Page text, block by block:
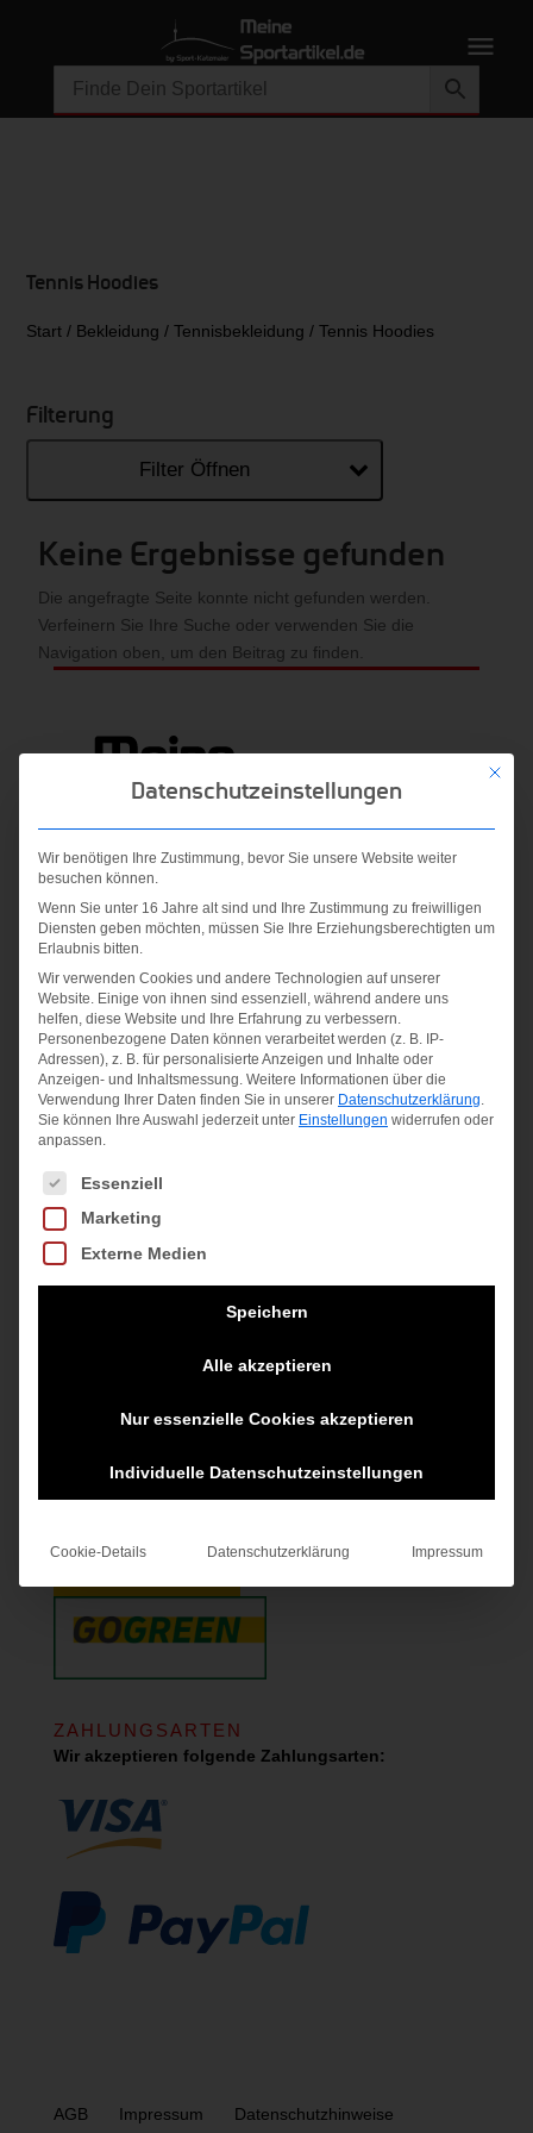
Tennis Hoodies
Start / Bekleidung /Tennisbekleidung / Tennis Hoodies
Filterung
Filter Öffnen
Keine Ergebnisse gefunden
Die angefragte Seite konnte nicht gefunden werden.
Verfeinern Sie Ihre Suche oder verwenden Sie die
Navigation oben, um den Beitrag zu finden.
KONTAKT

 (+49) 0 711 765989

Sport Katzmaier GmbH
Epplestraße 23
Meinesportartikel.de versendet mit DHL.
ZAHLUNGSARTEN
Wir akzeptieren folgende Zahlungsarten:
AGB Impressum Datenschutzhinweise
Mit
Datenschutzeinstellungen
Wir benötigen Ihre Zustimmung, bevor Sie unsere Website weiter
besuchen können.
Wenn Sie unter 16 Jahre alt sind und Ihre Zustimmung zu freiwilligen
Diensten geben möchten, müssen Sie Ihre Erziehungsberechtigten um
Erlaubnis bitten.
Wir verwenden Cookies und andere Technologien auf unserer
Website. Einige von ihnen sind essenziell, während andere uns
helfen, diese Website und Ihre Erfahrung zu verbessern.
Personenbezogene Daten können verarbeitet werden (z. B. IP-
Adressen), z. B. für personalisierte Anzeigen und Inhalte oder
Anzeigen- und Inhaltsmessung. Weitere Informationen über die
Verwendung Ihrer Daten finden Sie in unserer Datenschutzerklärung
Sie können Ihre Auswahl jederzeit unter Einstellungen widerrufen oder
anpassen.
Es folgt eine Liste der Service-Gruppen, für die eine
Essenziell
Marketing
Externe Medien
Speichern
Alle akzeptieren
Nur essenzielle Cookies akzeptieren
Individuelle Datenschutzeinstellungen
Cookie-Details Datenschutzerklärung Impressum